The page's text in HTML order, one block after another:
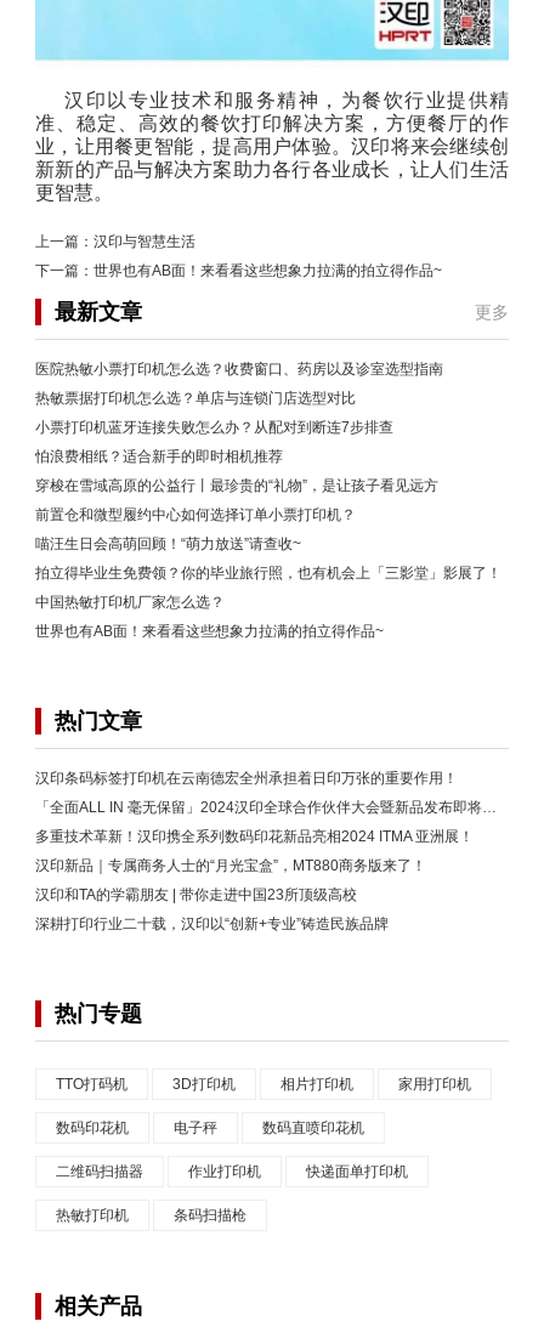
汉印以专业技术和服务精神，为餐饮行业提供精
准、稳定、高效的餐饮打印解决方案，方便餐厅的作
业，让用餐更智能，提高用户体验。汉印将来会继续创
新新的产品与解决方案助力各行各业成长，让人们生活
更智慧。
上一篇： 汉印与智慧生活
下一篇： 世界也有AB面！来看看这些想象力拉满的拍立得作品~
最新文章 更多
医院热敏小票打印机怎么选？收费窗口、药房以及诊室选型指南
热敏票据打印机怎么选？单店与连锁门店选型对比
小票打印机蓝牙连接失败怎么办？从配对到断连7步排查
怕浪费相纸？适合新手的即时相机推荐
穿梭在雪域高原的公益行丨最珍贵的“礼物”，是让孩子看见远方
前置仓和微型履约中心如何选择订单小票打印机？
喵汪生日会高萌回顾！“萌力放送”请查收~
拍立得毕业生免费领？你的毕业旅行照，也有机会上「三影堂」影展了！
中国热敏打印机厂家怎么选？
世界也有AB面！来看看这些想象力拉满的拍立得作品~
热门文章
汉印条码标签打印机在云南德宏全州承担着日印万张的重要作用！
「全面ALL IN 毫无保留」2024汉印全球合作伙伴大会暨新品发布即将开启！
多重技术革新！汉印携全系列数码印花新品亮相2024 ITMA 亚洲展！
汉印新品｜专属商务人士的“月光宝盒”，MT880商务版来了！
汉印和TA的学霸朋友 | 带你走进中国23所顶级高校
深耕打印行业二十载，汉印以“创新+专业”铸造民族品牌
热门专题
TTO打码机 3D打印机 相片打印机 家用打印机
数码印花机 电子秤 数码直喷印花机
二维码扫描器 作业打印机 快递面单打印机
热敏打印机 条码扫描枪
相关产品